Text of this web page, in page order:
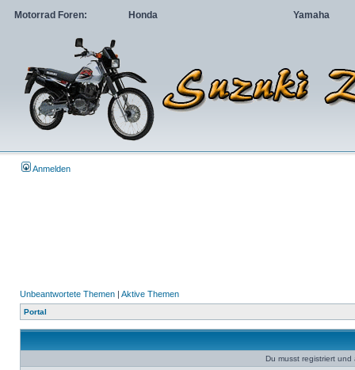
Motorrad Foren: Honda Yamaha
Anmelden
Unbeantwortete Themen | Aktive Themen
Portal
Du musst registriert